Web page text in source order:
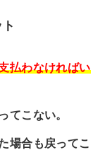
払わなければい
てこない。
場合も戻ってこ